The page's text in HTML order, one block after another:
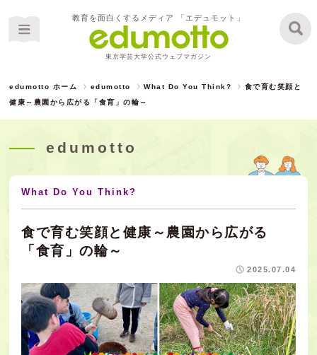
教育を面白くするメディア 「エデュモット」
東京学芸大学公式ウェブマガジン
edumotto ホーム edumotto What Do You Think?
食で育む笑顔と
健康～農園から広がる「食育」の輪～
edumotto
What Do You Think?
食で育む笑顔と健康～農園から広がる
「食育」の輪～
2025.07.04